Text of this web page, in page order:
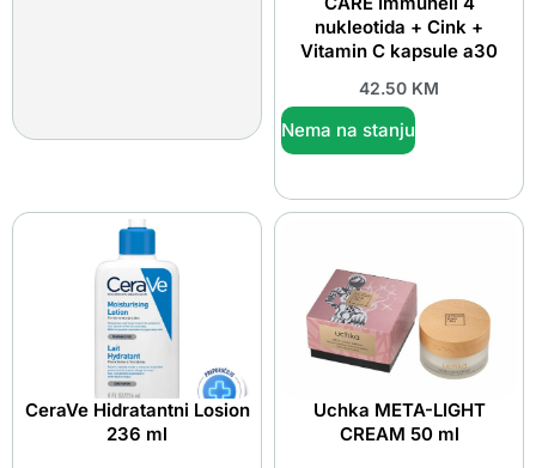
nukleotida + Cink +
Vitamin C kapsule a30
42.50 KM
Nema na stanju
CeraVe Hidratantni Losion
236 ml
Uchka META-LIGHT
CREAM 50 ml